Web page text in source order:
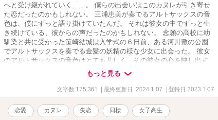
へと受け継がれていく……。 僕らの出会いはこのカヌレが引き寄せ
た恋だったのかもしれない。 三浦恵美が奏でるアルトサックスの音
色は、僕にずっと語り掛けていたんだ。 それは彼女の中でずっと生
き続けている、彼からの声だったのかもしれない。 念願の高校に幼
馴染と共に受かった笹崎結城は入学式の６日前、ある河川敷の公園
でアルトサックスを奏でる金髪の妖精の様な少女に出会った。 彼女
のアルトサックスの音色はとても悲しく、その彼女の心を映し出す
様に僕の心に問いかけていた。 それは最愛の人を亡くした彼女の苦
しみと、閉ざされた心が語り掛けてくるようだった。 僕はその妖精
を愛した。一目惚れだった……。 だが、彼女の本当の心の中には踏
の事を心の底から愛していたから。 運命は時に悪戯をする。 僕の両
親が事故で他界し、僕はあの妖精の様な彼女と共に暮らす事にな
もっと見る
文字数 175,361 | 最終更新日 2024.1.07 | 登録日 2023.1.07
恋愛 カヌレ 失恋 同棲 女子高生